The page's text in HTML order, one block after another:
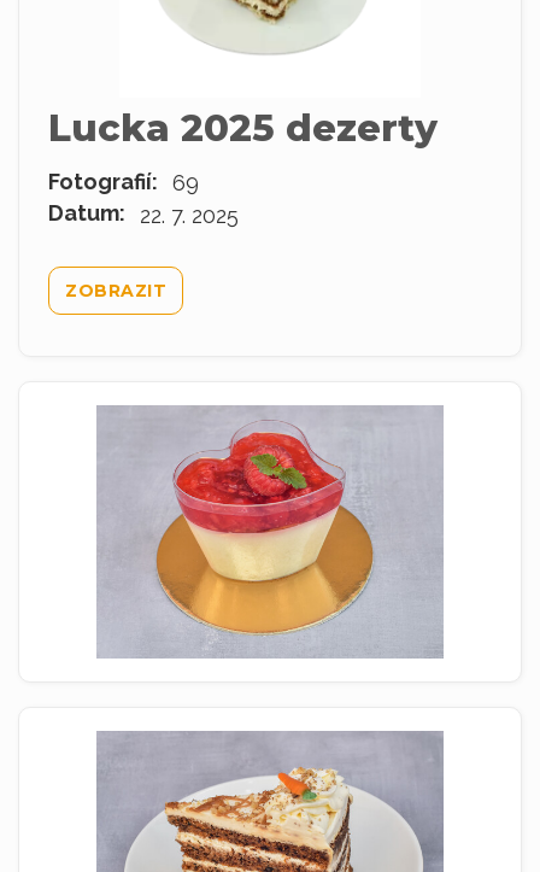
Lucka 2025 dezerty
Fotografií:
69
Datum:
22. 7. 2025
ZOBRAZIT